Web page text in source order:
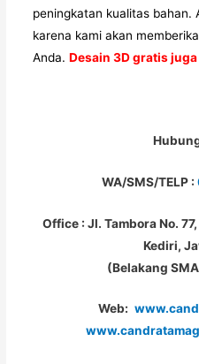
peningkatan kualitas bahan.
karena kami akan
Anda.Desain 3D gratis
WA/SMS/TELP :
Office : Jl. Tambora No.
Kediri,
(Belakang
Web: